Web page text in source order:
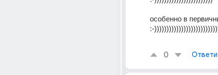
особенно в
:-
0